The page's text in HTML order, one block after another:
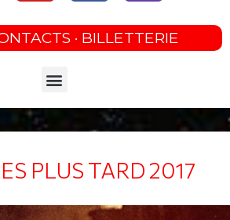
· BILLETTERIE
Menu
PLUS TARD 2017